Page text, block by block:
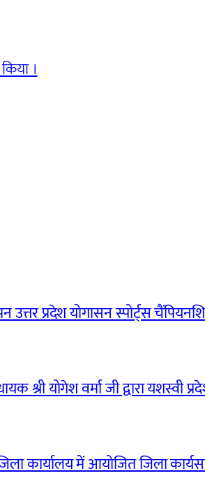
।
प्रदेश योगासन स्पोर्ट्स
श्री योगेश वर्मा जी द्वारा यशस्वी
कार्यालय में आयोजित जिला